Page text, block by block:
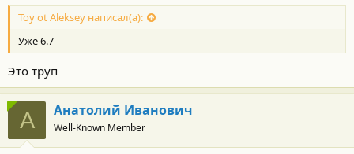
Toy ot Aleksey написал(а):
Уже 6.7
Это труп
А Анатолий Иванович
Well-Known Member